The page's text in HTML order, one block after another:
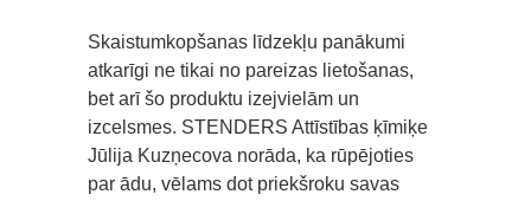
Skaistumkopšanas līdzekļu panākumi
atkarīgi ne tikai no pareizas lietošanas,
bet arī šo produktu izejvielām un
izcelsmes. STENDERS Attīstības ķīmiķe
Jūlija Kuzņecova norāda, ka rūpējoties
par ādu, vēlams dot priekšroku savas